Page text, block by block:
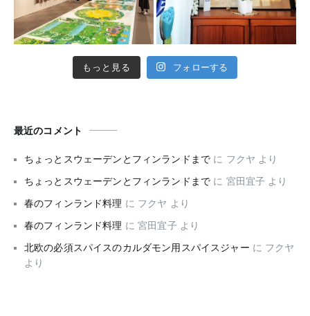
もっと見る フォローする
最近のコメント
ちょっとスウェーデンとフィンランドまで に フクヤ より
ちょっとスウェーデンとフィンランドまで に 宮田宜子 より
春のフィンランド料理 に フクヤ より
春のフィンランド料理 に宮田宜子 より
北欧の必須スパイスのカルダモン用スパイスジャー に フクヤ
より